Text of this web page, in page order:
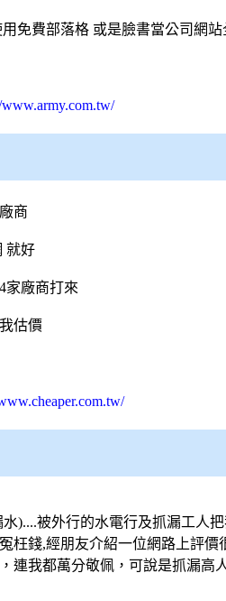
免費部落格 或是臉書當公司網
www.army.com.tw/
商
就好
家廠商打來
估價
)....被外行的水電行及抓漏工人
枉錢,經朋友介紹一位網路上評
連我都萬分敬佩，可說是抓漏高